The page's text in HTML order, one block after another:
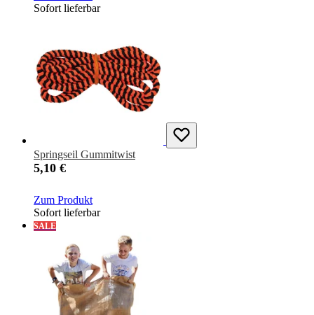
Sofort lieferbar
Springseil Gummitwist
5,10 €
Zum Produkt
Sofort lieferbar
SALE